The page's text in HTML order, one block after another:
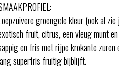
groengele kleur (ook al
fruit, citrus, een vleug munt
en fris met rijpe krokante zuren
superfris fruitig bijblijft.